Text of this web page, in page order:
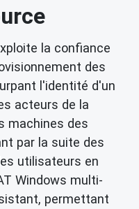
la confiance
des
l'identité d'un
acteurs de la
machines des
par la suite des
utilisateurs en
Windows multi-
permettant